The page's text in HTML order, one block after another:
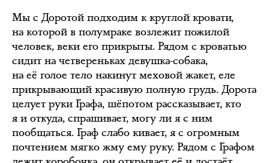
Мы с Доротой подходим к круглой кровати,
на которой в полумраке возлежит пожилой
человек, веки его прикрыты. Рядом с кроватью
сидит на четвереньках девушка-собака,
на её голое тело накинут меховой жакет, еле
прикрывающий красивую полную грудь. Дорота
целует руки Графа, шёпотом рассказывает, кто
я и откуда, спрашивает, могу ли я с ним
пообщаться. Граф слабо кивает, я с огромным
почтением мягко жму ему руку. Рядом с Графом